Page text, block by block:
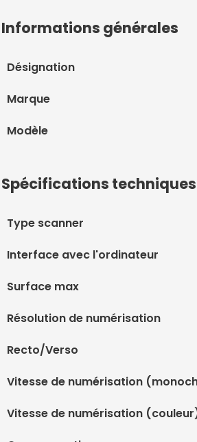
Informations générales
Désignation
Marque
Modèle
Spécifications techniques
Type scanner
Interface avec l'ordinateur
Surface max
Résolution de numérisation
Recto/Verso
Vitesse de numérisation
Vitesse de numérisation